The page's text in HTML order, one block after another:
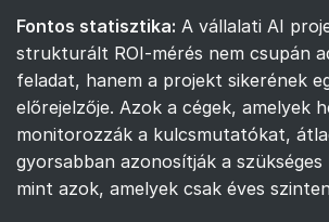
Fontos statisztika: A vállalati AI
strukturált ROI-mérés nem csupán
feladat, hanem a projekt sikerének
előrejelzője. Azok a cégek, amelyek
monitorozzák a kulcsmutatókat,
gyorsabban azonosítják a
mint azok, amelyek csak éves